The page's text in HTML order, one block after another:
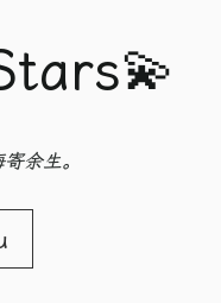
余生。